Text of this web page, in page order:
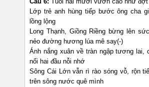
Lớp trẻ anh hùng tiếp bước ông cha
lồng lộng
Long Thạnh, Giồng Riềng bừng lên
nẻo đường hương lúa mê say(-)
Ánh nắng xuân về tràn ngập tương lai,
nối hai đầu nỗi nhớ
Sông Cái Lớn vẫn rì rào sóng vỗ, rộn
trên sông nước quê mình